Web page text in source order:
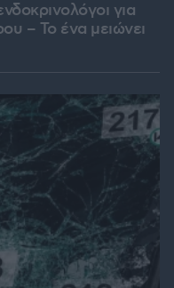
για
– Το ένα μειώνει